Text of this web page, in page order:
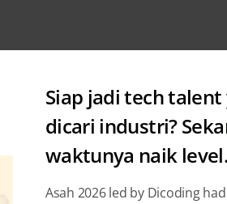
Siap jadi tech talent
dicari industri?
waktunya naik level.
Asah 2026 led by Dicoding